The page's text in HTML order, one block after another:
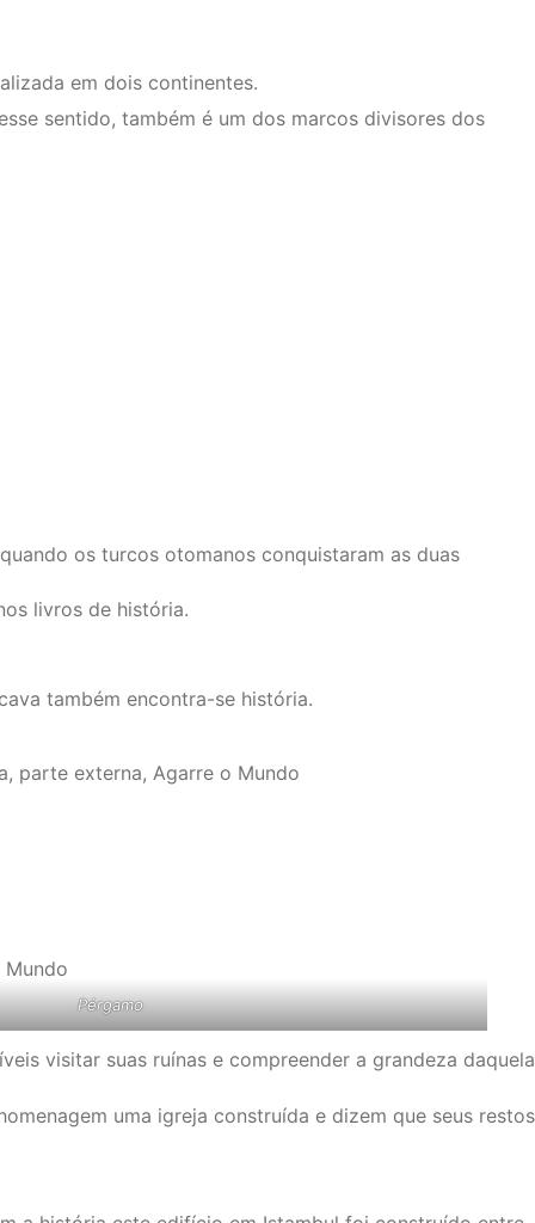
em dois continentes.
sentido, também é um dos marcos divisores dos
os turcos otomanos conquistaram as duas
livros de história.
também encontra-se história.
Pérgamo
visitar suas ruínas e compreender a grandeza daquela
uma igreja construída e dizem que seus restos